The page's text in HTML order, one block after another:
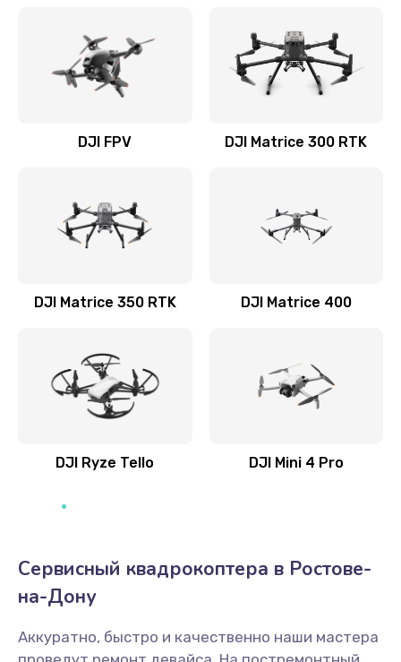
DJI FPV DJI Matrice 300 RTK
DJI Matrice 350 RTK DJI Matrice 400
DJI Ryze Tello DJI Mini 4 Pro
Сервисный квадрокоптера в Ростове-
на-Дону
Аккуратно, быстро и качественно наши мастера